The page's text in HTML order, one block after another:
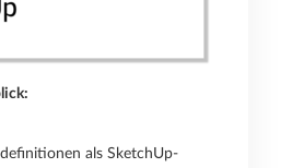
als SketchUp-